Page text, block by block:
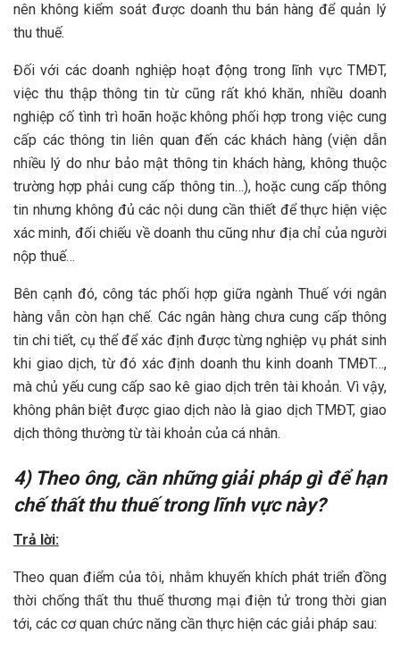
nên không kiểm soát được doanh thu bán hàng để quản lý
thu thuế.
Đối với các doanh nghiệp hoạt động trong lĩnh vực TMĐT,
việc thu thập thông tin từ cũng rất khó khăn, nhiều doanh
nghiệp cố tình trì hoãn hoặc không phối hợp trong việc cung
cấp các thông tin liên quan đến các khách hàng (viện dẫn
nhiều lý do như bảo mật thông tin khách hàng, không thuộc
trường hợp phải cung cấp thông tin…), hoặc cung cấp thông
tin nhưng không đủ các nội dung cần thiết để thực hiện việc
xác minh, đối chiếu về doanh thu cũng như địa chỉ của người
nộp thuế…
Bên cạnh đó, công tác phối hợp giữa ngành Thuế với ngân
hàng vẫn còn hạn chế. Các ngân hàng chưa cung cấp thông
tin chi tiết, cụ thể để xác định được từng nghiệp vụ phát sinh
khi giao dịch, từ đó xác định doanh thu kinh doanh TMĐT…,
mà chủ yếu cung cấp sao kê giao dịch trên tài khoản. Vì vậy,
không phân biệt được giao dịch nào là giao dịch TMĐT, giao
dịch thông thường từ tài khoản của cá nhân.
4) Theo ông, cần những giải pháp gì để hạn
chế thất thu thuế trong lĩnh vực này?
Trả lời:
Theo quan điểm của tôi, nhằm khuyến khích phát triển đồng
thời chống thất thu thuế thương mại điện tử trong thời gian
tới, các cơ quan chức năng cần thực hiện các giải pháp sau: